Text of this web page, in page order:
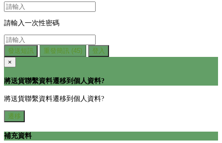
請輸入一次性密碼
發送短訊 重發簡訊 (45)
登入
×
將送貨聯繫資料遷移到個人資料?
將送貨聯繫資料遷移到個人資料?
遷移
補充資料